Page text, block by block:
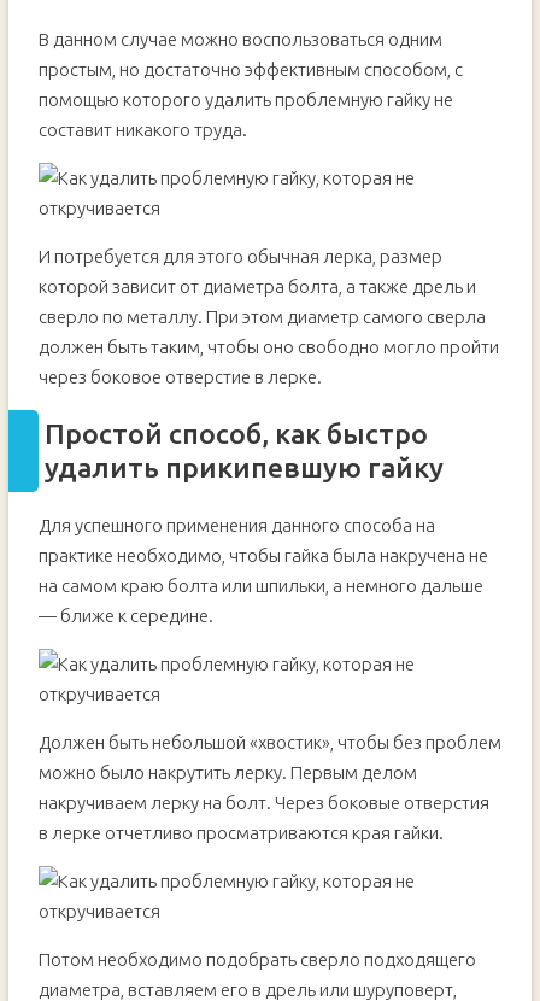
В данном случае можно воспользоваться одним
простым, но достаточно эффективным способом, с
помощью которого удалить проблемную гайку не
составит никакого труда.
И потребуется для этого обычная лерка, размер
которой зависит от диаметра болта, а также дрель и
сверло по металлу. При этом диаметр самого сверла
должен быть таким, чтобы оно свободно могло пройти
через боковое отверстие в лерке.
Простой способ, как быстро
удалить прикипевшую гайку
Для успешного применения данного способа на
практике необходимо, чтобы гайка была накручена не
на самом краю болта или шпильки, а немного дальше
— ближе к середине.
Должен быть небольшой «хвостик», чтобы без проблем
можно было накрутить лерку. Первым делом
накручиваем лерку на болт. Через боковые отверстия
в лерке отчетливо просматриваются края гайки.
Потом необходимо подобрать сверло подходящего
диаметра, вставляем его в дрель или шуруповерт,